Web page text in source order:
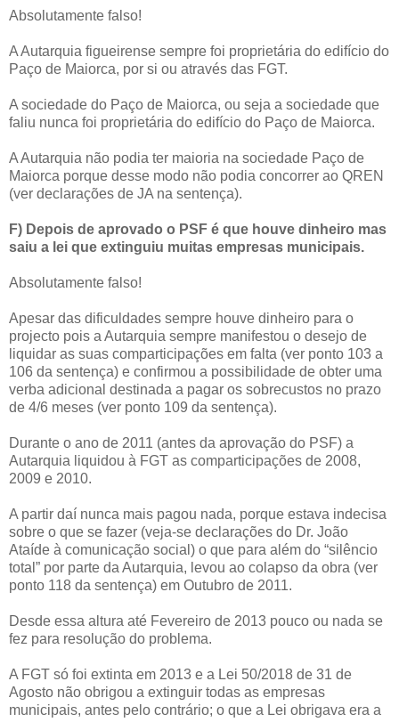
Absolutamente falso!
A Autarquia figueirense sempre foi proprietária do edifício do
Paço de Maiorca, por si ou através das FGT.
A sociedade do Paço de Maiorca, ou seja a sociedade que
faliu nunca foi proprietária do edifício do Paço de Maiorca.
A Autarquia não podia ter maioria na sociedade Paço de
Maiorca porque desse modo não podia concorrer ao QREN
(ver declarações de JA na sentença).
F) Depois de aprovado o PSF é que houve dinheiro mas
saiu a lei que extinguiu muitas empresas municipais.
Absolutamente falso!
Apesar das dificuldades sempre houve dinheiro para o
projecto pois a Autarquia sempre manifestou o desejo de
liquidar as suas comparticipações em falta (ver ponto 103 a
106 da sentença) e confirmou a possibilidade de obter uma
verba adicional destinada a pagar os sobrecustos no prazo
de 4/6 meses (ver ponto 109 da sentença).
Durante o ano de 2011 (antes da aprovação do PSF) a
Autarquia liquidou à FGT as comparticipações de 2008,
2009 e 2010.
A partir daí nunca mais pagou nada, porque estava indecisa
sobre o que se fazer (veja-se declarações do Dr. João
Ataíde à comunicação social) o que para além do “silêncio
total” por parte da Autarquia, levou ao colapso da obra (ver
ponto 118 da sentença) em Outubro de 2011.
Desde essa altura até Fevereiro de 2013 pouco ou nada se
fez para resolução do problema.
A FGT só foi extinta em 2013 e a Lei 50/2018 de 31 de
Agosto não obrigou a extinguir todas as empresas
municipais, antes pelo contrário; o que a Lei obrigava era a